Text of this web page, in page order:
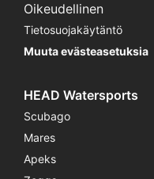
Oikeudellinen
Tietosuojakäytäntö
Muuta evästeasetuksia
HEAD Watersports
Scubago
Mares
Apeks